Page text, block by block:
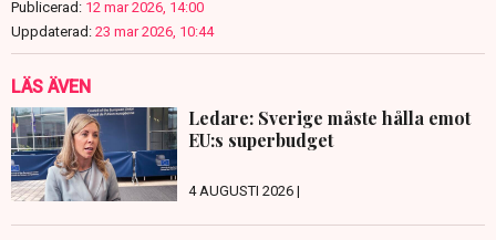
Publicerad: 12 mar 2026, 14:00
Uppdaterad: 23 mar 2026, 10:44
LÄS ÄVEN
Ledare: Sverige måste hålla emot
EU:s superbudget
4 AUGUSTI 2026 |